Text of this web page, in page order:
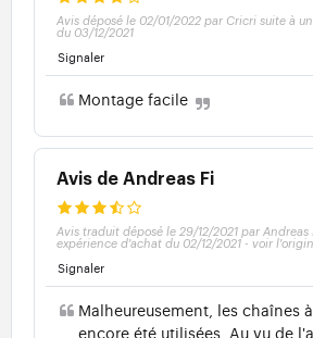
Avis déposé le 02/01/2022 par Cricri suite à
du 03/12/2021
Signaler
Montage facile
Avis de Andreas Fi
Avis traduit déposé le 29/12/2021 par Andreas
expérience d'achat du 02/12/2021 - voir
Signaler
Malheureusement, les chaînes
encore été utilisées. Au vu de